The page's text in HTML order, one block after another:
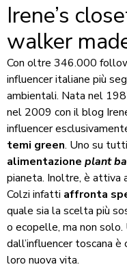
Irene’s
walker
Con oltre 346.000
influencer italiane più
ambientali. Nata nel
nel 2009 con il blog
influencer
temi green. Uno su
alimentazione plant
pianeta. Inoltre, è attiva
Colzi infatti affronta
quale sia la scelta più
o ecopelle, ma non
dall’influencer toscana è
loro nuova vita.